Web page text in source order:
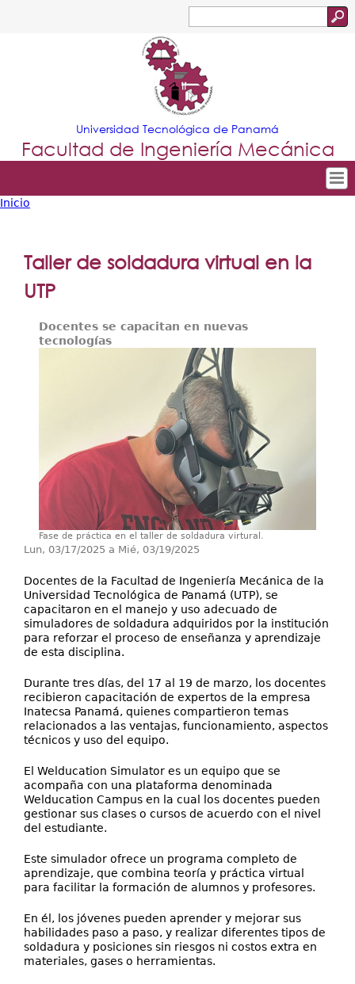
Jump to navigation
de
búsqueda
Universidad Tecnológica de Panamá
Facultad de Ingeniería Mecánica
Tropical
Principal
Departamentos
Escuela Aviación
Secretarías
Investigación+D+i
Servicios
está
aquí
Inicio
Taller de soldadura virtual en la
UTP
Docentes se capacitan en nuevas
tecnologías
Fase de práctica en el taller de soldadura virtural.
Lun, 03/17/2025 a Mié, 03/19/2025
Docentes de la Facultad de Ingeniería Mecánica de la
Universidad Tecnológica de Panamá (UTP), se
capacitaron en el manejo y uso adecuado de
simuladores de soldadura adquiridos por la institución
para reforzar el proceso de enseñanza y aprendizaje
de esta disciplina.
Durante tres días, del 17 al 19 de marzo, los docentes
recibieron capacitación de expertos de la empresa
Inatecsa Panamá, quienes compartieron temas
relacionados a las ventajas, funcionamiento, aspectos
técnicos y uso del equipo.
El Welducation Simulator es un equipo que se
acompaña con una plataforma denominada
Welducation Campus en la cual los docentes pueden
gestionar sus clases o cursos de acuerdo con el nivel
del estudiante.
Este simulador ofrece un programa completo de
aprendizaje, que combina teoría y práctica virtual
para facilitar la formación de alumnos y profesores.
En él, los jóvenes pueden aprender y mejorar sus
habilidades paso a paso, y realizar diferentes tipos de
soldadura y posiciones sin riesgos ni costos extra en
materiales, gases o herramientas.